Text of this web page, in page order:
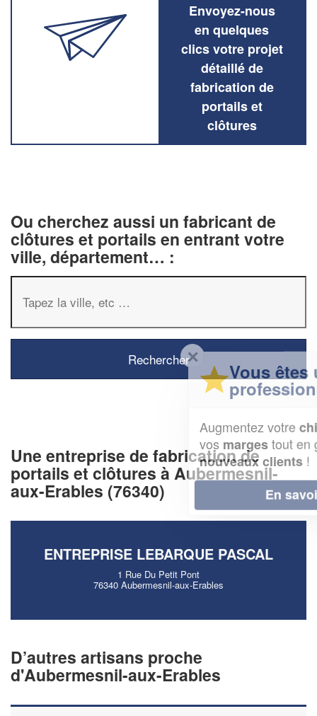
Envoyez-nous
en quelques
clics votre projet
détaillé de
fabrication de
portails et
clôtures
Ou cherchez aussi un fabricant de
clôtures et portails en entrant votre
ville, département… :
Une entreprise de fabrication de
portails et clôtures à Aubermesnil-
aux-Erables (76340)
ENTREPRISE LEBARQUE PASCAL
1 Rue Du Petit Pont
76340 Aubermesnil-aux-Erables
D’autres artisans proche
d'Aubermesnil-aux-Erables
Vous êtes un
professionnel ?
chiffre d'affaireset
tout en gagnant de
nouveaux clients!
En savoir plus